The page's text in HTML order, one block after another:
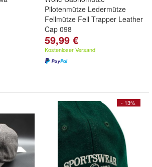
Pilotenmütze Ledermütze
Fellmütze Fell Trapper Leather
Cap 098
59,99 €
Kostenloser Versand
- 13%